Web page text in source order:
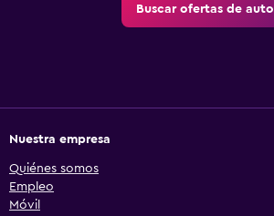
Buscar ofertas de auto
Nuestra empresa
Quiénes somos
Empleo
Móvil